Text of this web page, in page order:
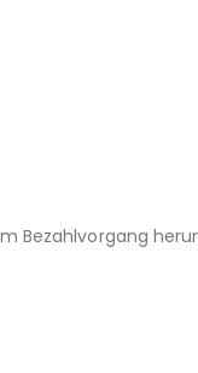
Bezahlvorgang